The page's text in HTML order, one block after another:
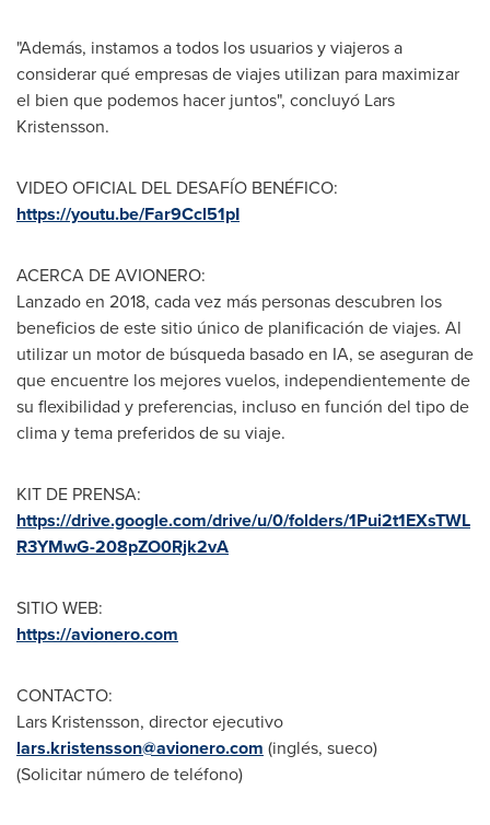
"Además, instamos a todos los usuarios y viajeros a
considerar qué empresas de viajes utilizan para maximizar
el bien que podemos hacer juntos", concluyó Lars
Kristensson.
VIDEO OFICIAL DEL DESAFÍO BENÉFICO:
https://youtu.be/Far9Ccl51pI
ACERCA DE AVIONERO:
Lanzado en 2018, cada vez más personas descubren los
beneficios de este sitio único de planificación de viajes. Al
utilizar un motor de búsqueda basado en IA, se aseguran de
que encuentre los mejores vuelos, independientemente de
su flexibilidad y preferencias, incluso en función del tipo de
clima y tema preferidos de su viaje.
KIT DE PRENSA:
https://drive.google.com/drive/u/0/folders/1Pui2t1EXsTWL
R3YMwG-208pZO0Rjk2vA
SITIO WEB:
https://avionero.com
CONTACTO:
Lars Kristensson, director ejecutivo
lars.kristensson@avionero.com (inglés, sueco)
(Solicitar número de teléfono)